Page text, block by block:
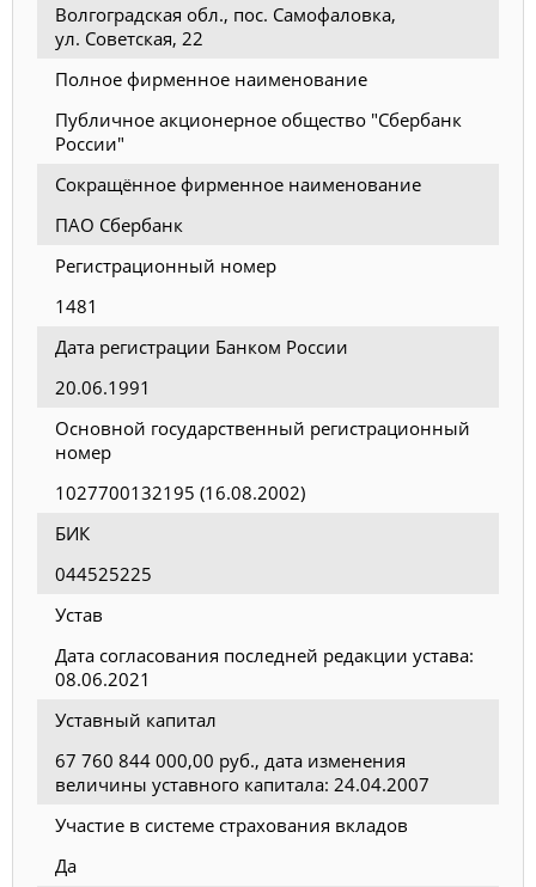
Волгоградская обл., пос. Самофаловка,
ул. Советская, 22
Полное фирменное наименование
Публичное акционерное общество "Сбербанк
России"
Сокращённое фирменное наименование
ПАО Сбербанк
Регистрационный номер
1481
Дата регистрации Банком России
20.06.1991
Основной государственный регистрационный
номер
1027700132195 (16.08.2002)
БИК
044525225
Устав
Дата согласования последней редакции устава:
08.06.2021
Уставный капитал
67 760 844 000,00 руб., дата изменения
величины уставного капитала: 24.04.2007
Участие в системе страхования вкладов
Да